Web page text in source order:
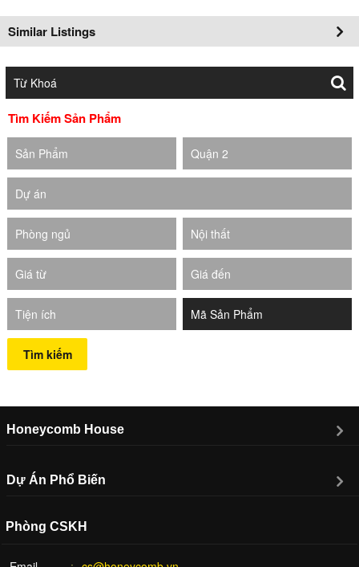
Similar Listings
Tìm Kiếm Sản Phẩm
Sản Phẩm Quận 2
Dự án
Phòng ngủ Nội thất
Giá từ Giá đến
Tiện ích
Tìm kiếm
Honeycomb House
Dự Án Phổ Biến
Phòng CSKH